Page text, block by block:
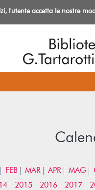
FEB MAR APR MAG
2015 2016 2017
l'utente accetta le nostre